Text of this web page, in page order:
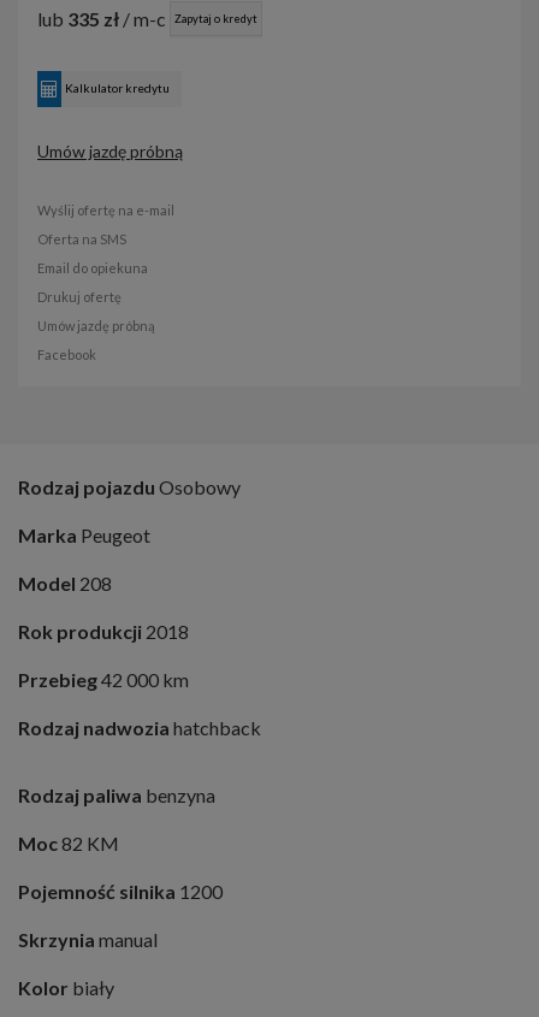
lub 335 zł / m-c Zapytaj o kredyt
Kalkulator kredytu
Umów jazdę próbną
Wyślij ofertę na e-mail
Oferta na SMS
Email do opiekuna
Drukuj ofertę
Umów jazdę próbną
Facebook
Rodzaj pojazdu Osobowy
Marka Peugeot
Model 208
Rok produkcji 2018
Przebieg42 000 km
Rodzaj nadwozia hatchback
Rodzaj paliwa benzyna
Moc82 KM
Pojemność silnika 1200
Skrzynia manual
Kolor biały